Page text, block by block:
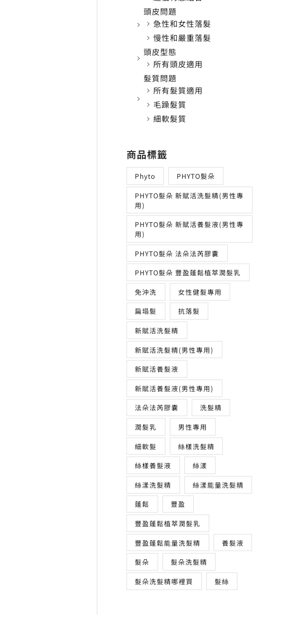
頭皮問題
急性和女性落髮
慢性和嚴重落髮
頭皮型態
所有頭皮適用
髮質問題
所有髮質適用
毛躁髮質
細軟髮質
商品標籤
Phyto
PHYTO髮朵
PHYTO髮朵 新賦活洗髮精(男性專
用)
PHYTO髮朵 新賦活養髮液(男性專
用)
PHYTO髮朵 法朵法芮膠囊
PHYTO髮朵 豐盈蓬鬆植萃潤髮乳
免沖洗
女性健髮專用
扁塌髮
抗落髮
新賦活洗髮精
新賦活洗髮精(男性專用)
新賦活養髮液
新賦活養髮液(男性專用)
法朵法芮膠囊
洗髮精
潤髮乳
男性專用
細軟髮
絲樣洗髮精
絲樣養髮液
絲漾
絲漾洗髮精
絲漾能量洗髮精
蓬鬆
豐盈
豐盈蓬鬆植萃潤髮乳
豐盈蓬鬆能量洗髮精
養髮液
髮朵
髮朵洗髮精
髮朵洗髮精哪裡買
髮絲